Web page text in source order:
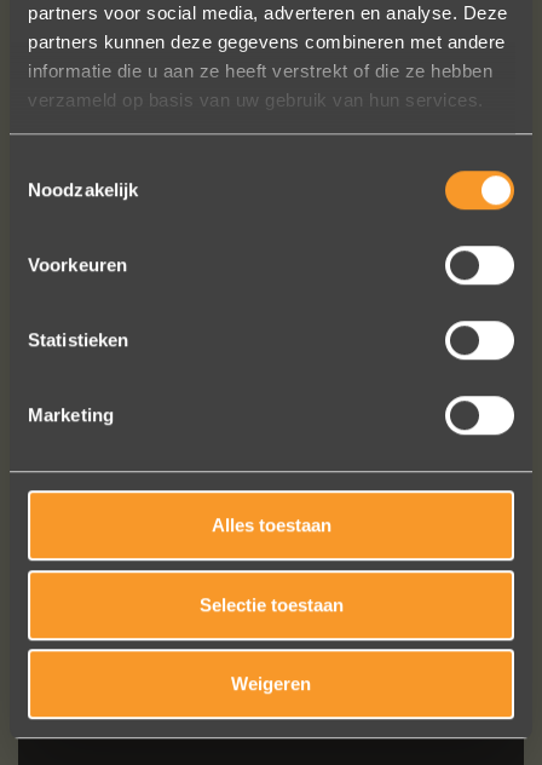
partners voor social media, adverteren en analyse. Deze
partners kunnen deze gegevens combineren met andere
informatie die u aan ze heeft verstrekt of die ze hebben
verzameld op basis van uw gebruik van hun services.
Noodzakelijk
Voorkeuren
Statistieken
Marketing
Alles toestaan
Selectie toestaan
Weigeren
Sieraden online besteld: de ring is
subliem! Zoals altijd! Het maakt mijn
verzameling compleet ??